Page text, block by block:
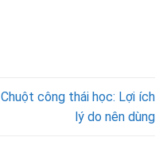
Chuột công thái học: Lợi ích
lý do nên dùng